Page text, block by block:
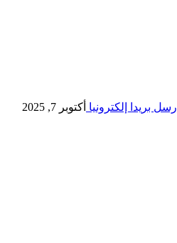
أرسل بريدا إلكترونيا أكتوبر 7, 2025